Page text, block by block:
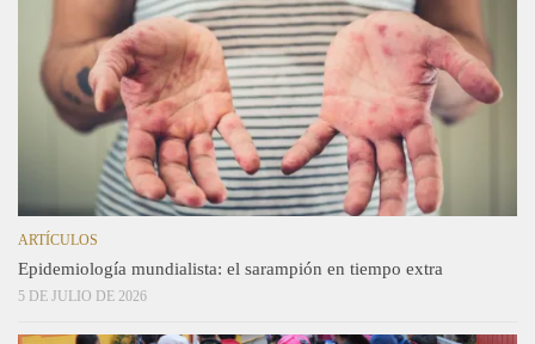
ARTÍCULOS
Epidemiología mundialista: el sarampión en tiempo extra
5 DE JULIO DE 2026